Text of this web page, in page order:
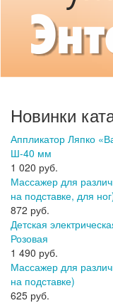
Новинки
Аппликатор Ляпко
Ш-40 мм
1 020 руб.
Массажер для
на подставке, для
872 руб.
Детская
Розовая
1 490 руб.
Массажер для
на подставке)
625 руб.